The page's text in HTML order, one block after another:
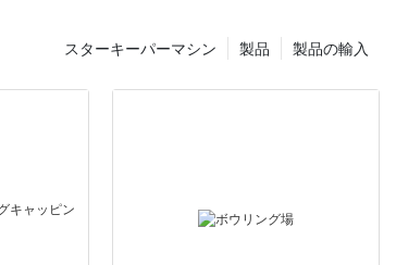
製品の輸入
製品
スターキーパーマシン